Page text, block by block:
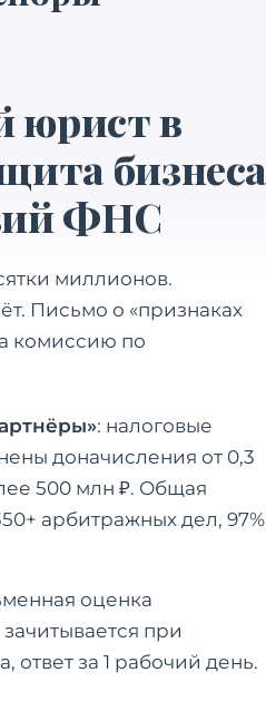
юрист в
бизнеса
ФНС
миллионов.
Письмо о «признаках
комиссию по
: налоговые
доначисления от 0,3
500 млн ₽. Общая
арбитражных дел, 97%
оценка
при
ответ за 1 рабочий день.